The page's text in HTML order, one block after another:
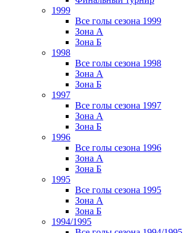
1999
Все голы сезона 1999
Зона А
Зона Б
1998
Все голы сезона 1998
Зона А
Зона Б
1997
Все голы сезона 1997
Зона А
Зона Б
1996
Все голы сезона 1996
Зона А
Зона Б
1995
Все голы сезона 1995
Зона А
Зона Б
1994/1995